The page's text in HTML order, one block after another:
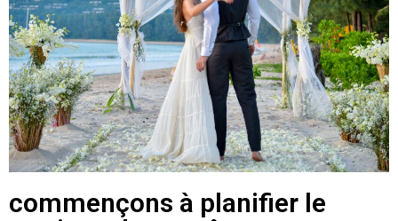
commençons à planifier le